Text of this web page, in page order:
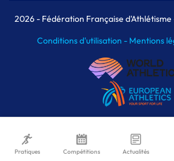
MAIF Ekiden de
2026- Fédération Française d'Athlétisme
Conditions d'utilisation - Mentions
Pratiques Compétitions Actualités